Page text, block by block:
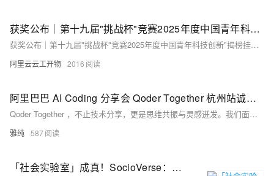
获奖公布｜第十九届"挑战杯"竞赛2025年度中国青年科技创新"揭榜挂帅"擂台赛阿里云“AI技术助力乡村振兴”专题赛拟授奖名单公示
获奖公布｜第十九届"挑战杯"竞赛2025年度中国青年科技创新"揭榜挂帅"擂台赛阿里云“AI技术助力乡村振兴”专题赛拟授奖名单公示
阿里云云工开物 2016
阿里巴巴 AI Coding 分享会 Qoder Together 杭州站诚邀你的参与！
Qoder Together ，不止技术分享，更是思维共振与灵感迸发。我们面向全球 AI Coding 爱好者，邀请 Qoder 团队、实战用户、AI Coding 探索者齐聚一堂，交流激发创意，碰撞拓展边界，重新定义智能编程未来。
雅纯 587
「社会实验室」成真！SocioVerse：复旦联合小红书开源社会模拟世界模型，用AI预演群体行为